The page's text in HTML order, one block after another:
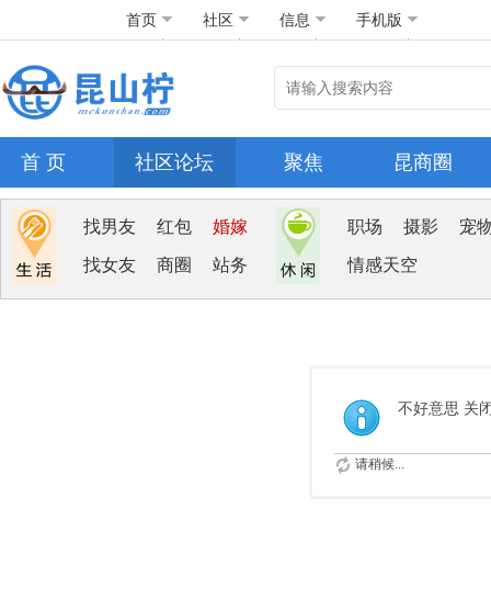
首页 社区 信息 手机版
首 页 社区论坛 聚焦 昆商圈
找男友 红包 婚嫁
找女友 商圈 站务
职场 摄影 宠
情感天空
不好意思 关
请稍候...